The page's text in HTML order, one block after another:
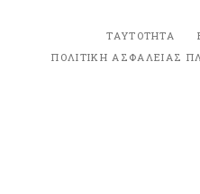
ΤΑΥΤΟΤΗΤΑ
ΠΟΛΙΤΙΚΗ ΑΣΦΑΛΕΙΑΣ